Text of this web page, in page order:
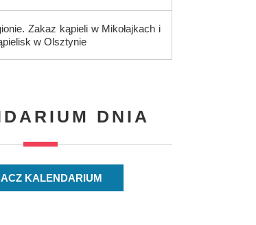
Zakaz kąpieli w Mikołajkach i
w Olsztynie
DNIA
KALENDARIUM